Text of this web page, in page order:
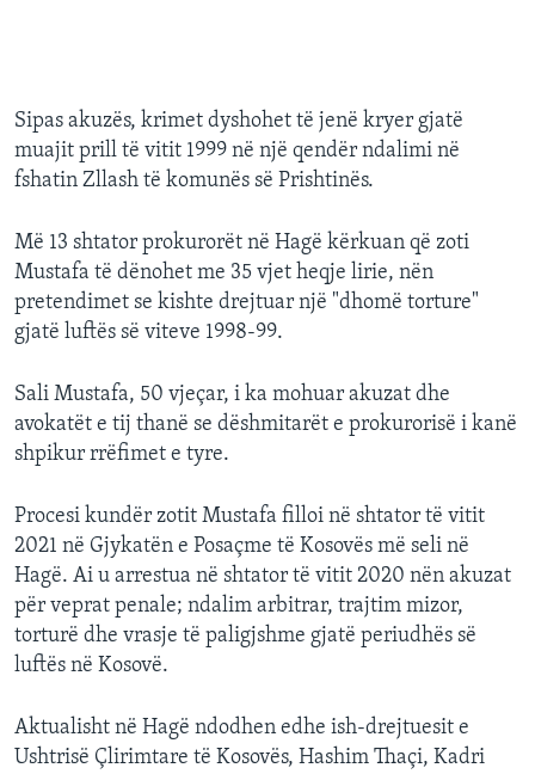
Sipas akuzës, krimet dyshohet të jenë kryer gjatë
muajit prill të vitit 1999 në një qendër ndalimi në
fshatin Zllash të komunës së Prishtinës.
Më 13 shtator prokurorët në Hagë kërkuan që zoti
Mustafa të dënohet me 35 vjet heqje lirie, nën
pretendimet se kishte drejtuar një "dhomë torture"
gjatë luftës së viteve 1998-99.
Sali Mustafa, 50 vjeçar, i ka mohuar akuzat dhe
avokatët e tij thanë se dëshmitarët e prokurorisë i kanë
shpikur rrëfimet e tyre.
Procesi kundër zotit Mustafa filloi në shtator të vitit
2021 në Gjykatën e Posaçme të Kosovës më seli në
Hagë. Ai u arrestua në shtator të vitit 2020 nën akuzat
për veprat penale; ndalim arbitrar, trajtim mizor,
torturë dhe vrasje të paligjshme gjatë periudhës së
luftës në Kosovë.
Aktualisht në Hagë ndodhen edhe ish-drejtuesit e
Ushtrisë Çlirimtare të Kosovës, Hashim Thaçi, Kadri